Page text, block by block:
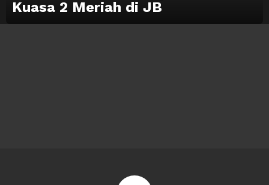
Kuasa 2 Meriah di JB